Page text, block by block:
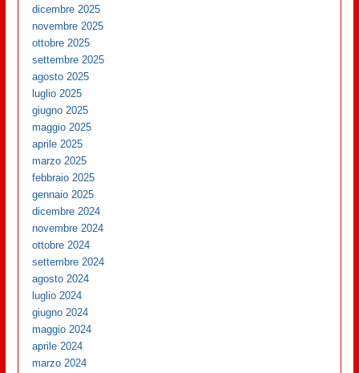
dicembre 2025
novembre 2025
ottobre 2025
settembre 2025
agosto 2025
luglio 2025
giugno 2025
maggio 2025
aprile 2025
marzo 2025
febbraio 2025
gennaio 2025
dicembre 2024
novembre 2024
ottobre 2024
settembre 2024
agosto 2024
luglio 2024
giugno 2024
maggio 2024
aprile 2024
marzo 2024